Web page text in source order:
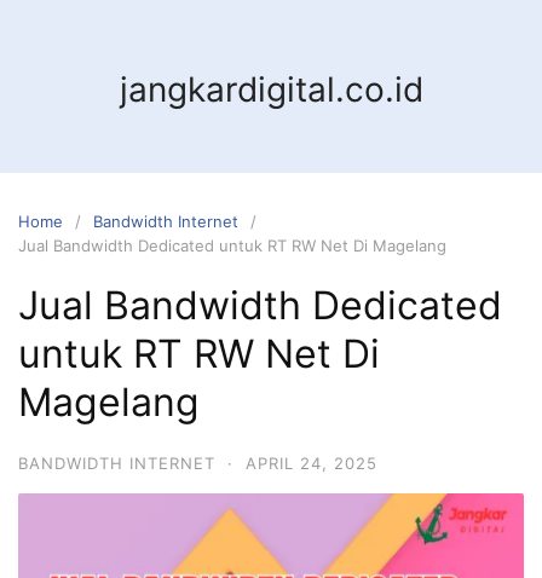
jangkardigital.co.id
Home
Bandwidth Internet
Jual Bandwidth Dedicated untuk RT RW Net Di Magelang
Jual Bandwidth Dedicated
untuk RT RW Net Di
Magelang
BANDWIDTH INTERNET · APRIL 24, 2025